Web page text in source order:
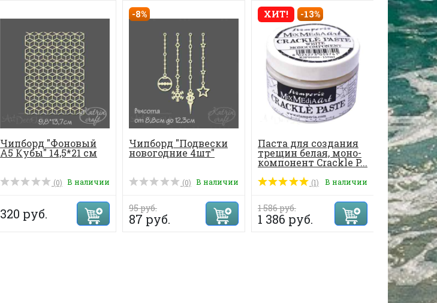
Чипборд "Фоновый
А5 Кубы" 14,5*21 см
(0) В наличии
320 руб.
-8%
Чипборд "Подвески
новогодние 4шт"
(0) В наличии
95 руб.
87 руб.
ХИТ! -13%
Паста для создания
трещин белая, моно-
компонент Crackle P...
(1) В наличии
1 586 руб.
1 386 руб.
пыль"
268 руб.